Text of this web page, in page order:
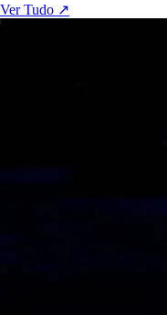
Ver Tudo ↗